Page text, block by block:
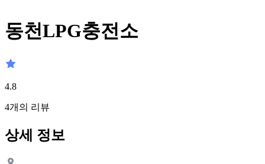
동천LPG충전소
4.8
4개의 리뷰
상세 정보